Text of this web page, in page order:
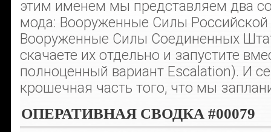
этим именем мы представляем два
мода: Вооруженные Силы
Вооруженные Силы Соединенных
скачаете их отдельно и запустите
полноценный вариант Escalation). И
крошечная часть того, что мы
ОПЕРАТИВНАЯ СВОДКА #00079